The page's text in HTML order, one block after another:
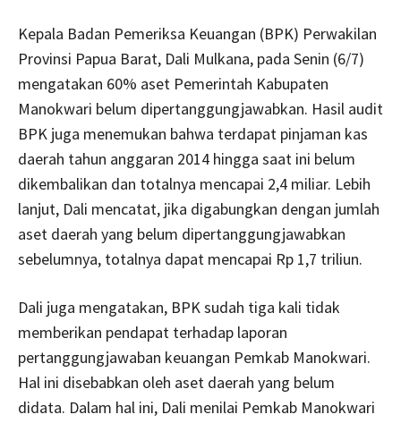
Kepala Badan Pemeriksa Keuangan (BPK) Perwakilan
Provinsi Papua Barat, Dali Mulkana, pada Senin (6/7)
mengatakan 60% aset Pemerintah Kabupaten
Manokwari belum dipertanggungjawabkan. Hasil audit
BPK juga menemukan bahwa terdapat pinjaman kas
daerah tahun anggaran 2014 hingga saat ini belum
dikembalikan dan totalnya mencapai 2,4 miliar. Lebih
lanjut, Dali mencatat, jika digabungkan dengan jumlah
aset daerah yang belum dipertanggungjawabkan
sebelumnya, totalnya dapat mencapai Rp 1,7 triliun.
Dali juga mengatakan, BPK sudah tiga kali tidak
memberikan pendapat terhadap laporan
pertanggungjawaban keuangan Pemkab Manokwari.
Hal ini disebabkan oleh aset daerah yang belum
didata. Dalam hal ini, Dali menilai Pemkab Manokwari